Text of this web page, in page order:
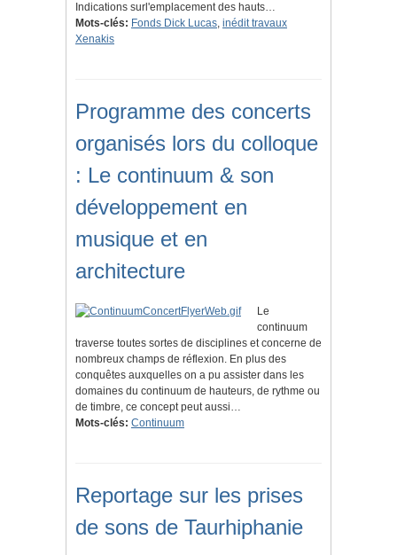
Indications surl'emplacement des hauts…
Mots-clés: Fonds Dick Lucas, inédit travaux
Xenakis
Programme des concerts
organisés lors du colloque
: Le continuum & son
développement en
musique et en
architecture
Le
continuum
traverse toutes sortes de disciplines et concerne de
nombreux champs de réflexion. En plus des
conquêtes auxquelles on a pu assister dans les
domaines du continuum de hauteurs, de rythme ou
de timbre, ce concept peut aussi…
Mots-clés: Continuum
Reportage sur les prises
de sons de Taurhiphanie